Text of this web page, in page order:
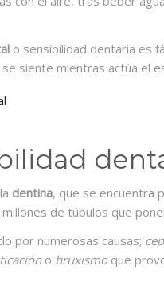
o sensibilidad dentaria es
siente mientras actúa el
dentina, que se encuentra
de túbulos que
por numerosas causas;
o bruxismoque